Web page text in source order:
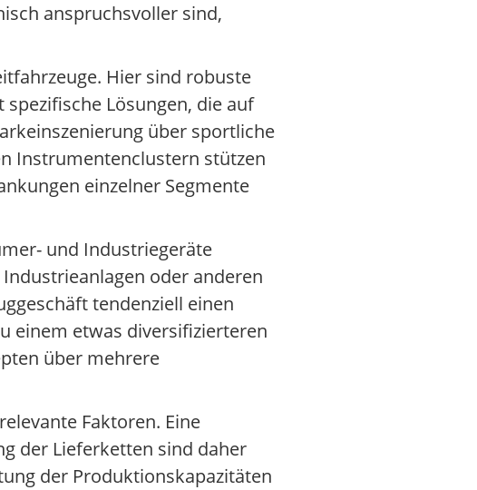
anspruchsvoller sind,
Hier sind robuste
Lösungen, die auf
über sportliche
Instrumentenclustern stützen
einzelner Segmente
und Industriegeräte
oder anderen
tendenziell einen
einem etwas diversifizierteren
über mehrere
Faktoren. Eine
der Lieferketten sind daher
der Produktionskapazitäten